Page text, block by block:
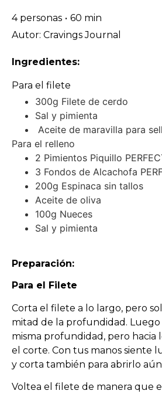
4 personas • 60 min
Autor: Cravings Journal
Ingredientes:
Para el filete
300g Filete de cerdo
Sal y pimienta
Aceite de maravilla para
Para el relleno
2 Pimientos Piquillo
3 Fondos de Alcachofa
200g Espinaca sin tallos
Aceite de oliva
100g Nueces
Sal y pimienta
Preparación:
Para el Filete
Corta el filete a lo largo, pero
mitad de la profundidad. Luego
misma profundidad, pero hacia
el corte. Con tus manos siente
y corta también para abrirlo aún
Voltea el filete de manera que